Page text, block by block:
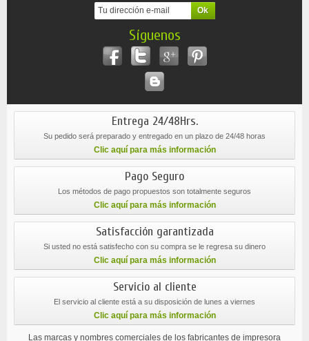
Síguenos
Entrega 24/48Hrs.
Su pedido será preparado y entregado en un plazo de 24/48 horas
Clic aquí para más información
Pago Seguro
Los métodos de pago propuestos son totalmente seguros
Clic aquí para más información
Satisfacción garantizada
Si usted no está satisfecho con su compra se le regresa su dinero
Clic aquí para más información
Servicio al cliente
El servicio al cliente está a su disposición de lunes a viernes
Clic aquí para más información
Las marcas y nombres comerciales de los fabricantes de impresora